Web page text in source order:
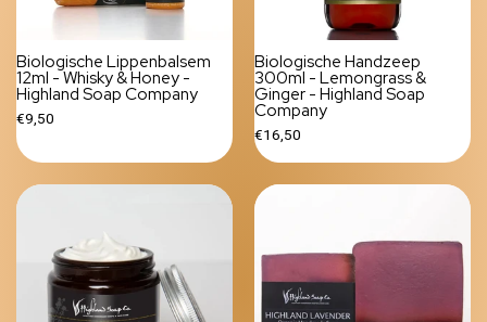
Biologische Lippenbalsem
12ml - Whisky & Honey -
Highland Soap Company
€9,50
Biologische Handzeep
300ml - Lemongrass &
Ginger - Highland Soap
Company
€16,50